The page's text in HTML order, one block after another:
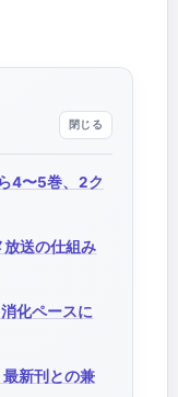
4〜5巻、2ク
送の仕組み
化ペースに
新刊との兼